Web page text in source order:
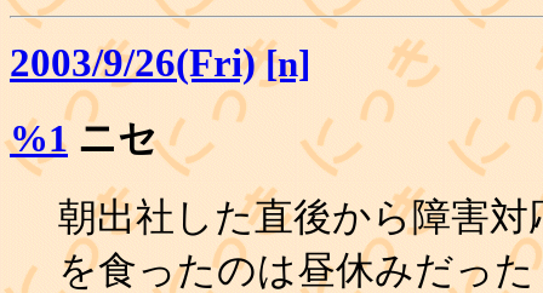
2003/9/26(Fri) [n]
%1 ニセ
朝出社した直後から障害
を食ったのは昼休みだっ